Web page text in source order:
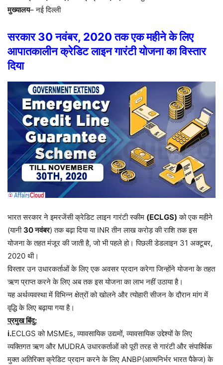
मुख्यालय– नई दिल्ली
सरकार 30 नवंबर, 2020 तक एक महीने के लिए
आपातकालीन क्रेडिट लाइन गारंटी योजना का विस्तार
दिया
भारत सरकार ने इमरजेंसी क्रेडिट लाइन गारंटी स्कीम (ECLGS) को एक महीने
(यानी 30 नवंबर) तक बढ़ा दिया या INR तीन लाख करोड़ की राशि तक इस
योजना के तहत मंजूर की जाती है, जो भी पहले हो। पिछली डेडलाइन 31 अक्टूबर,
2020 थी।
विस्तार उन उधारकर्ताओं के लिए एक अवसर प्रदान करेगा जिन्होंने योजना के तहत
ऋण प्राप्त करने के लिए अब तक इस योजना का लाभ नहीं उठाया है।
यह अर्थव्यवस्था में विभिन्न क्षेत्रों को खोलने और त्योहारी सीजन के दौरान मांग में
वृद्धि के लिए बढ़ाया गया है।
प्रमुख बिंदु:
i.ECLGS को MSMEs, व्यावसायिक उद्यमों, व्यावसायिक उद्देश्यों के लिए
व्यक्तिगत ऋण और MUDRA उधारकर्ताओं को पूरी तरह से गारंटी और संपार्श्विक
मुक्त अतिरिक्त क्रेडिट प्रदान करने के लिए ANBP(आत्मनिर्भर भारत पैकेज) के